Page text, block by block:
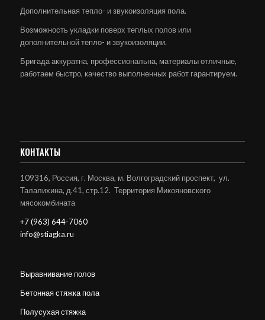
Дополнительная тепло- и звукоизоляция пола.
Возможность укладки поверх теплых полов или
дополнительной тепло- и звукоизоляции.
Бригада аккуратна, профессиональна, материалы отличные,
работаем быстро, качество выполненных работ гарантируем.
КОНТАКТЫ
109316, Россия, г. Москва, м. Волгоградский проспект, ул.
Талалихина, д.41, стр.12. Территория Микояновского
мясокомбината
+7 (963) 644-7060
info@stiagka.ru
Выравнивание полов
Бетонная стяжка пола
Полусухая стяжка